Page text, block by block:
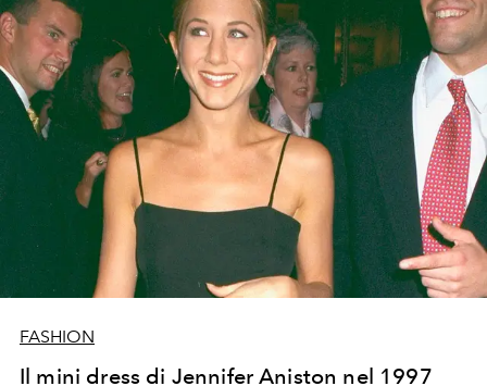
FASHION
Il mini dress di Jennifer Aniston nel 1997